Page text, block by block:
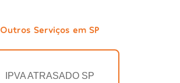
Outros Serviços em SP
IPVA ATRASADO SP